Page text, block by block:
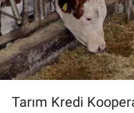
Tarım Kredi